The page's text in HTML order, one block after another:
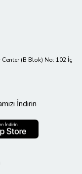
(B Blok) No: 102 İç
İndirin